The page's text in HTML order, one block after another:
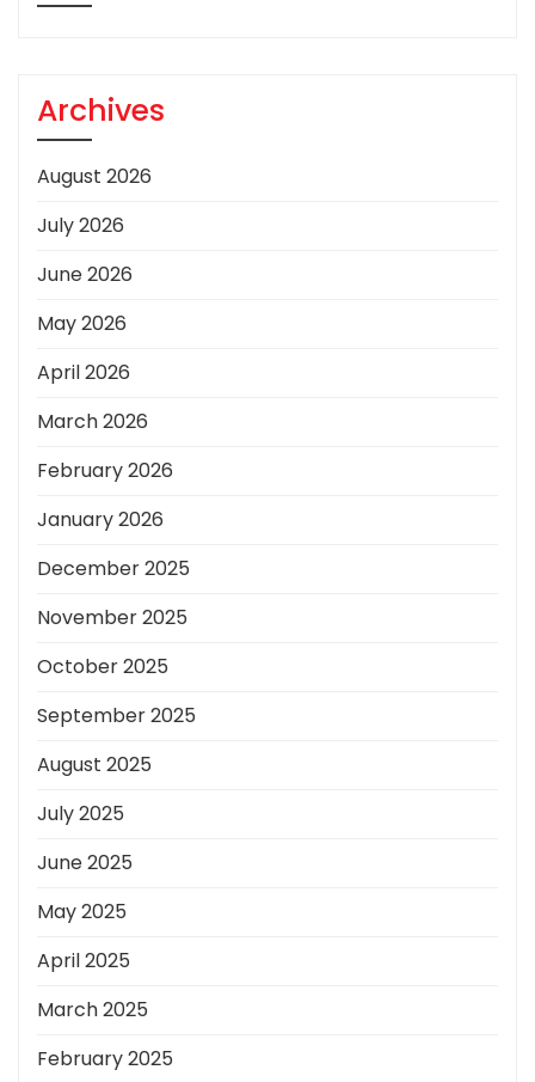
Archives
August 2026
July 2026
June 2026
May 2026
April 2026
March 2026
February 2026
January 2026
December 2025
November 2025
October 2025
September 2025
August 2025
July 2025
June 2025
May 2025
April 2025
March 2025
February 2025